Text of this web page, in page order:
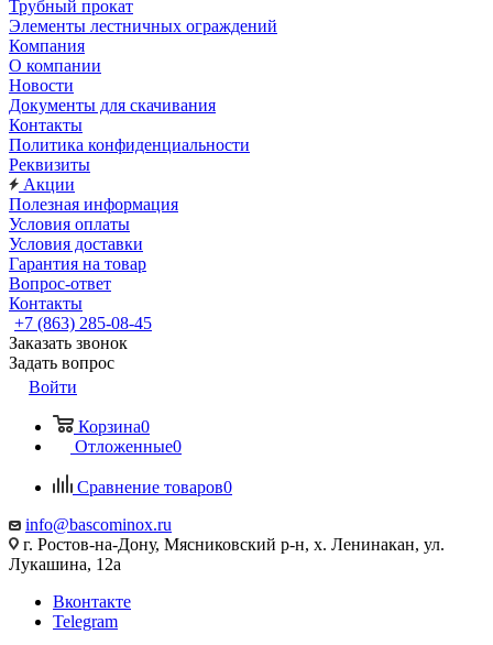
Трубный прокат
Элементы лестничных ограждений
Компания
О компании
Новости
Документы для скачивания
Контакты
Политика конфиденциальности
Реквизиты
Акции
Полезная информация
Условия оплаты
Условия доставки
Гарантия на товар
Вопрос-ответ
Контакты
+7 (863) 285-08-45
Заказать звонок
Задать вопрос
Войти
Корзина0
Отложенные0
Сравнение товаров0
info@bascominox.ru
г. Ростов-на-Дону, Мясниковский р-н, х. Ленинакан, ул.
Лукашина, 12а
Вконтакте
Telegram